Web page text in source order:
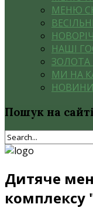
МЕНЮ
НАШІ
ЗОЛОТА
МИ НА
Пошук на сайті
Дитяче